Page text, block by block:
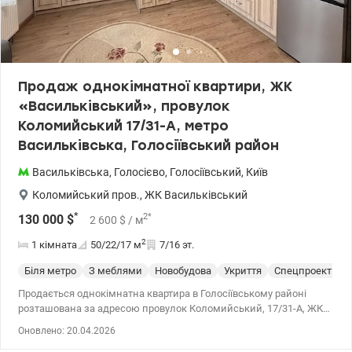
Поруч ЖК Венеція та ЖК Лікоград. Хочемо продати швидко.
Звертайтесь. Ціна 175000 у.o. 0953570166, 0982402742, Наталія
Рибалко valion.ua/1149334
Продаж однокімнатної квартири, ЖК
«Васильківський», провулок
Коломийський 17/31-А, метро
Васильківська, Голосіївський район
Васильківська, Голосієво, Голосіївський, Київ
Коломийський пров., ЖК Васильківський
130 000 $* 2 600 $ / м2*
1 кімната 50/22/17 м2 7/16 эт.
Біля метро З меблями Новобудова Укриття Спецпроект
Продається однокімнатна квартира в Голосіївському районі
розташована за адресою провулок Коломийський, 17/31-А, ЖК
Оновлено: 20.04.2026